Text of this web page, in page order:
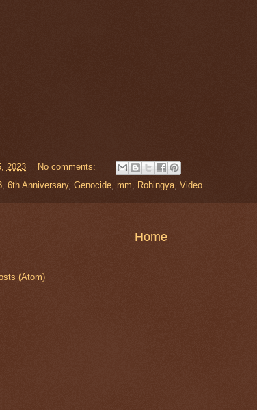
2023
No comments:
6th Anniversary, Genocide mm Rohingya Video
Home
(Atom)